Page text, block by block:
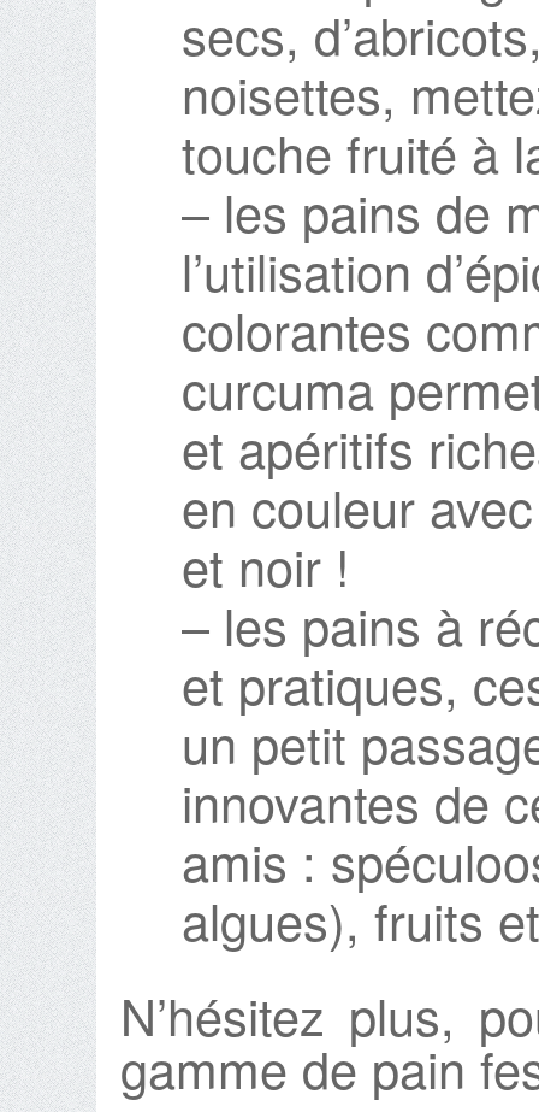
secs,
noisettes,
touche fruité à
– les pains de
l’utilisation
colorantes
curcuma
et apéritifs
en couleur
et noir !
– les pains à
et pratiques,
un petit
innovantes de
amis :
algues), fruits
N’hésitez plus,
gamme de pain